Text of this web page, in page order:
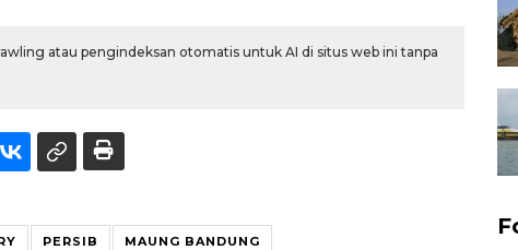
atau pengindeksan otomatis untuk AI di situs web ini tanpa
PERSIB MAUNG BANDUNG